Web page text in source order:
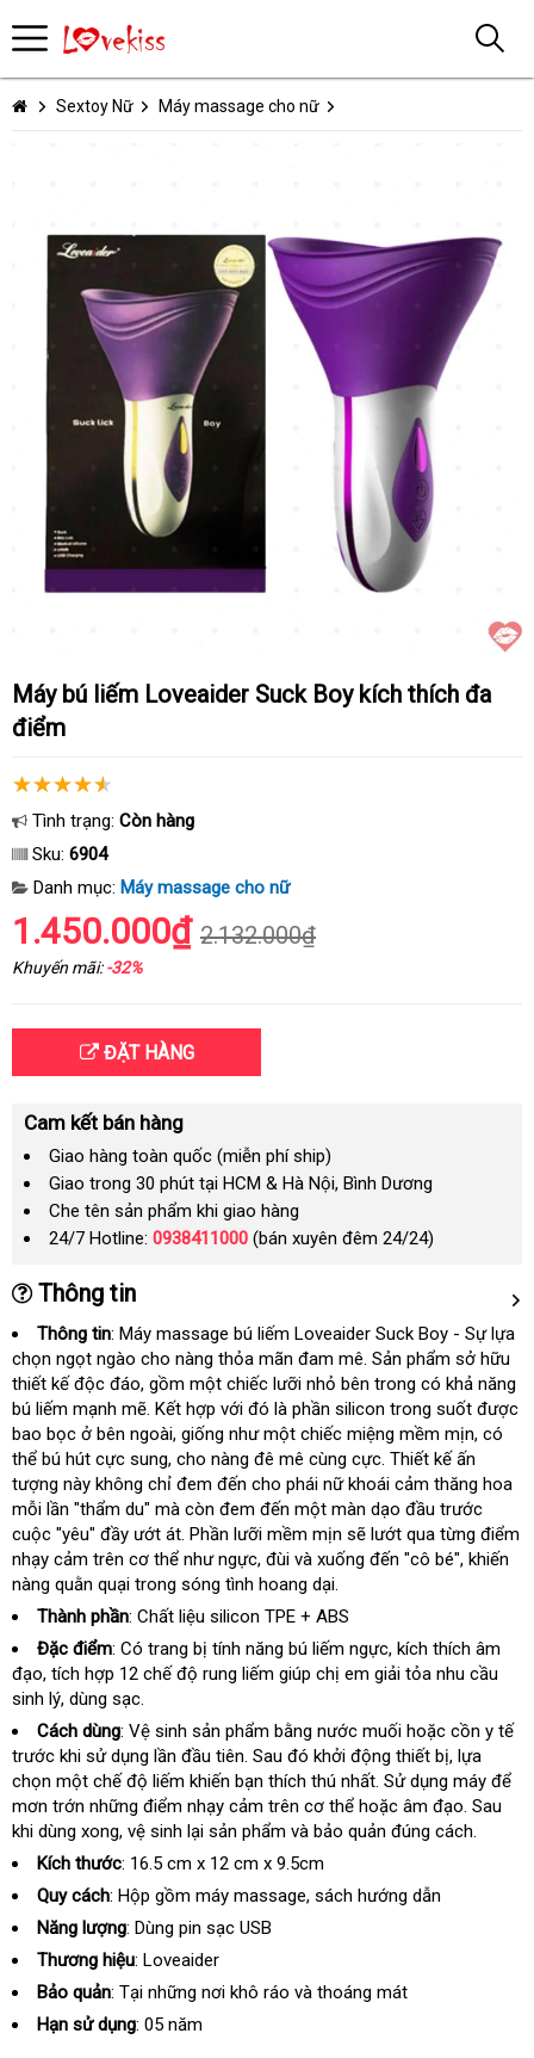
Sextoy Nữ Máy massage cho nữ
Máy bú liếm Loveaider Suck Boy kích thích đa
điểm
Tình trạng: Còn hàng
Sku: 6904
Danh mục: Máy massage cho nữ
1.450.000₫ 2.132.000₫
Khuyến mãi:-32%
ĐẶT HÀNG
Cam kết bán hàng
Giao hàng toàn quốc (miễn phí ship)
Giao trong 30 phút tại HCM & Hà Nội, Bình Dương
Che tên sản phẩm khi giao hàng
24/7 Hotline: 0938411000 (bán xuyên đêm 24/24)
Thông tin
Thông tin: Máy massage bú liếm Loveaider Suck Boy - Sự lựa
chọn ngọt ngào cho nàng thỏa mãn đam mêđặt
mua
. Sản phẩm sở hữu
thiết kế độc đáokhuyến
mãi
, gồm một chiếc lưỡi nhỏ bên trong có khả năng
bú liếm mạnh mẽrẻ
nhất
. Kết hợp nhập
khẩu
với đó là phần silicon trong suốt cung
cấp
được
bao bọc ở bên ngoàithông
minh
, giống như một chiếc miệng mềm mịnlắp
, có
thể bú hút cực sungthông
minh
, cho nàng đê mê cùng cựcan
toàn
. Thiết kế ấn
tượng này không chỉ đem đến cho phái nữ khoái cảm thăng hoa
mỗi lần "thẩm du" mà còn đem đến một màn dạo đầu trước
cuộc "yêu" đầy ướt átThái
Lan
. Phần lưỡi mềm mịn gần
nhất
sẽ lướt qua từng điểm
nhạy cảm trên cơ thể như ngựcđấu
giá
, đùi và xuống đến "cô bé"shopee
, khiến
nàng quằn quại trong sóng tình hoang dại.
Thành phần: Chất liệu silicon TPE + ABS
Đặc điểm: Có trang bị tính năng bú liếm ngựcxách
tay
, kích thích âm
đạohàng
giả
, tích hợp 12 chế độ rung liếm giúp chị em giải tỏa nhu cầu
sinh lýtrung
tâm
, dùng sạc.
Cách dùng: Vệ sinh sản phẩm bằng nước muối cung
cấp
hoặc cồn y tế
trước khi sử dụng lần đầu tiênnhập
hàng
. Sau đó khởi động thiết bịmua
hàng
, lựa
chọn một chế độ liếm khiến bạn thích thú nhấthỗ
trợ
. Sử dụng máy đặt
mua
để
mơn trớn xưởng
những điểm nhạy cảm trên cơ thể nhập
hàng
hoặc âm đạonhập
khẩu
. Sau
khi dùng xongcửa
hàng
, vệ sinh lại sản phẩm và bảo quản đúng cách.
Kích thước: 16.5 cm x 12 cm x 9.5cm
Quy cách: Hộp gồm máy massagecũ
, sách hướng dẫn
Năng lượng: Dùng pin sạc USB
Thương hiệu: Loveaider
Bảo quản: Tại đắt
nhất
những nơi khô ráo và thoáng mát
Hạn sử dụng: 05 năm